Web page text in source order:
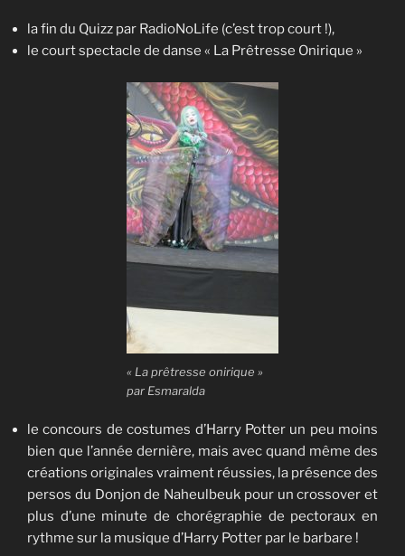
la fin du Quizz par RadioNoLife (c’est trop court !),
le court spectacle de danse « La Prêtresse Onirique »
« La prêtresse onirique »
par Esmaralda
le concours de costumes d’Harry Potter un peu moins
bien que l’année dernière, mais avec quand même des
créations originales vraiment réussies, la présence des
persos du Donjon de Naheulbeuk pour un crossover et
plus d’une minute de chorégraphie de pectoraux en
rythme sur la musique d’Harry Potter par le barbare !